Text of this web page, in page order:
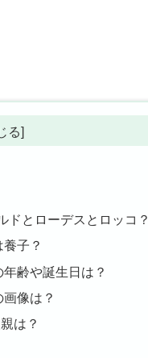
ドとローデスとロッコ？
子？
齢や誕生日は？
像は？
は？